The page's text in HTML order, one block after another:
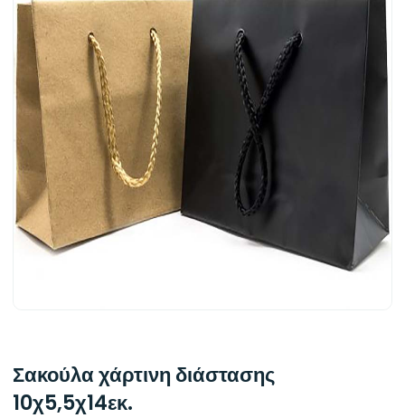
Σακούλα χάρτινη διάστασης
10χ5,5χ14εκ.